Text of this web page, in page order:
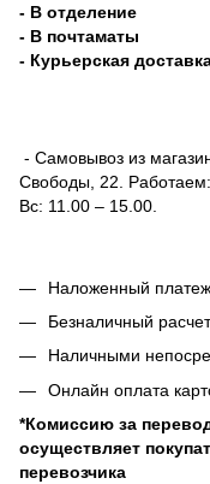
- В отделение
- В почтаматы
- Курьерская
- Самовывоз из
Свободы, 22.
Вс: 11.00 – 15.00.
Наложенный
Безналичный
Наличными
Онлайн оплата
*Комиссию за
осуществляет
перевозчика